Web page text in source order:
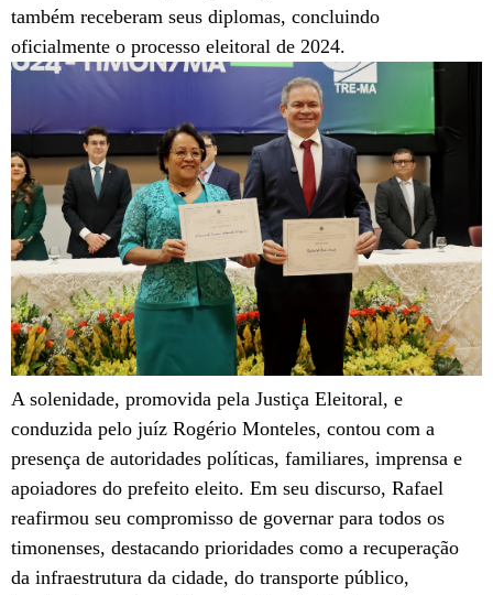
também receberam seus diplomas, concluindo
oficialmente o processo eleitoral de 2024.
A solenidade, promovida pela Justiça Eleitoral, e
conduzida pelo juíz Rogério Monteles, contou com a
presença de autoridades políticas, familiares, imprensa e
apoiadores do prefeito eleito. Em seu discurso, Rafael
reafirmou seu compromisso de governar para todos os
timonenses, destacando prioridades como a recuperação
da infraestrutura da cidade, do transporte público,